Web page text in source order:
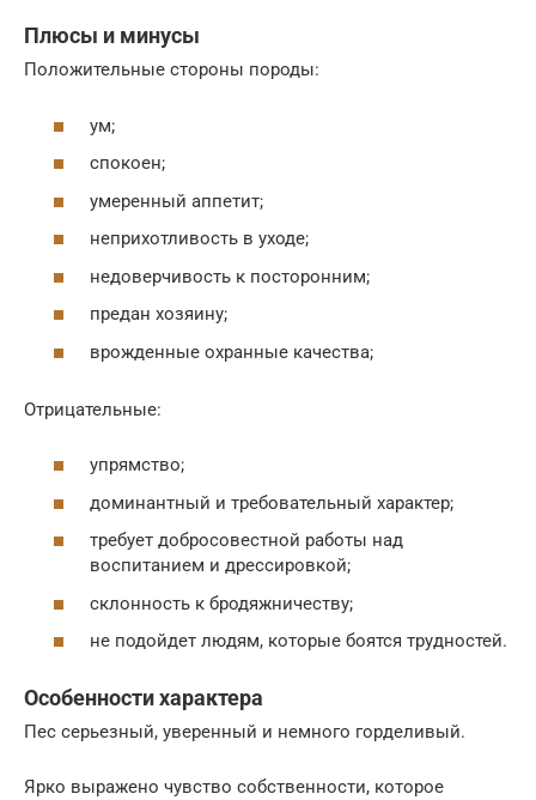
Плюсы и минусы
Положительные стороны породы:
ум;
спокоен;
умеренный аппетит;
неприхотливость в уходе;
недоверчивость к посторонним;
предан хозяину;
врожденные охранные качества;
Отрицательные:
упрямство;
доминантный и требовательный характер;
требует добросовестной работы над
воспитанием и дрессировкой;
склонность к бродяжничеству;
не подойдет людям, которые боятся трудностей.
Особенности характера
Пес серьезный, уверенный и немного горделивый.
Ярко выражено чувство собственности, которое